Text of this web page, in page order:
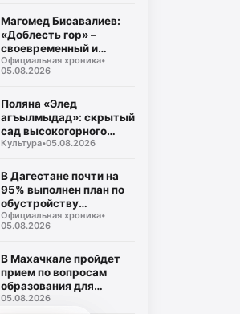
Магомед Бисавалиев:
«Доблесть гор» –
своевременный и
долгожданный ответ на
злободневные вопросы
Официальная хроника•
05.08.2026
Поляна «Элед
агъылмыдад»: скрытый
сад высокогорного
Дагестана
Культура•05.08.2026
В Дагестане почти на
95% выполнен план по
обустройству
площадок для сбора
ТКО
Официальная хроника•
05.08.2026
В Махачкале пройдет
прием по вопросам
образования для
участников СВО и их
05.08.2026